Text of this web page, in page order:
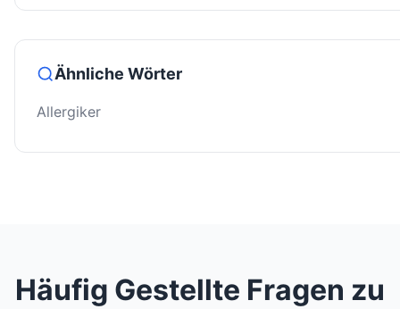
Ähnliche Wörter
Allergiker
Häufig Gestellte Fragen zu